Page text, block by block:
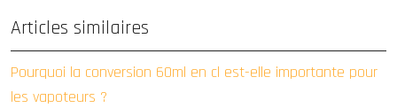
Articles similaires
Pourquoi la conversion 60ml en cl est-elle importante pour
les vapoteurs ?